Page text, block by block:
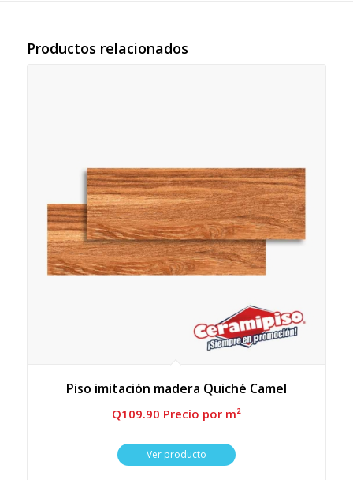
Productos relacionados
Piso imitación madera Quiché Camel
Q109.90 Precio por m²
Ver producto